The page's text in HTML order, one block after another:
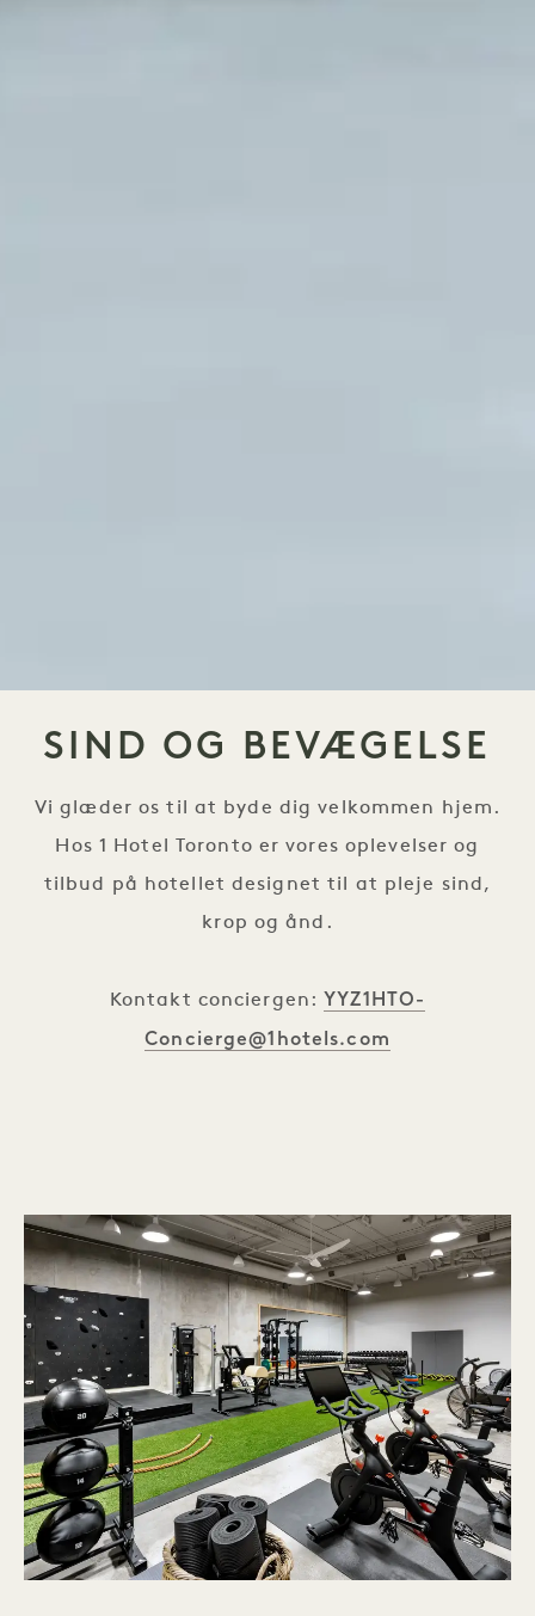
SIND OG BEVÆGELSE
Vi glæder os til at byde dig velkommen hjem.
Hos 1 Hotel Toronto er vores oplevelser og
tilbud på hotellet designet til at pleje sind,
krop og ånd.
Kontakt conciergen: YYZ1HTO-
Concierge@1hotels.com